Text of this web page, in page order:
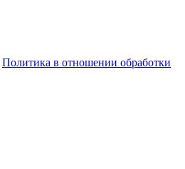
Политика в отношении обработки